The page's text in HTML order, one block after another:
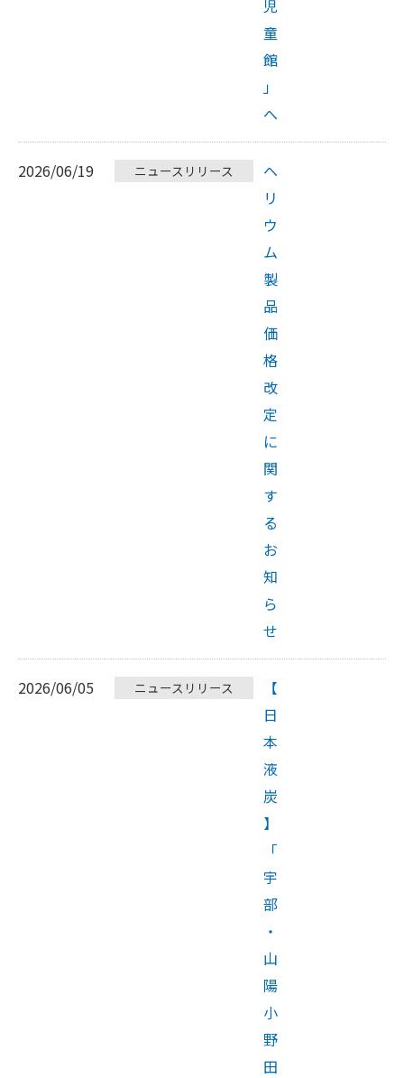
児
童
館
」
へ
2026/06/19 ニュースリリース
ヘ
リ
ウ
ム
製
品
価
格
改
定
に
関
す
る
お
知
ら
せ
2026/06/05 ニュースリリース
【
日
本
液
炭
】
「
宇
部
・
山
陽
小
野
田